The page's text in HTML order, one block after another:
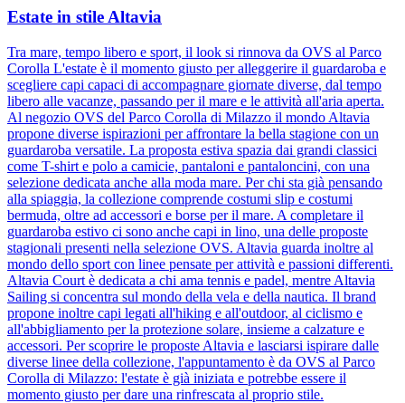
Estate in stile Altavia
Tra mare, tempo libero e sport, il look si rinnova da OVS al Parco
Corolla L'estate è il momento giusto per alleggerire il guardaroba e
scegliere capi capaci di accompagnare giornate diverse, dal tempo
libero alle vacanze, passando per il mare e le attività all'aria aperta.
Al negozio OVS del Parco Corolla di Milazzo il mondo Altavia
propone diverse ispirazioni per affrontare la bella stagione con un
guardaroba versatile. La proposta estiva spazia dai grandi classici
come T-shirt e polo a camicie, pantaloni e pantaloncini, con una
selezione dedicata anche alla moda mare. Per chi sta già pensando
alla spiaggia, la collezione comprende costumi slip e costumi
bermuda, oltre ad accessori e borse per il mare. A completare il
guardaroba estivo ci sono anche capi in lino, una delle proposte
stagionali presenti nella selezione OVS. Altavia guarda inoltre al
mondo dello sport con linee pensate per attività e passioni differenti.
Altavia Court è dedicata a chi ama tennis e padel, mentre Altavia
Sailing si concentra sul mondo della vela e della nautica. Il brand
propone inoltre capi legati all'hiking e all'outdoor, al ciclismo e
all'abbigliamento per la protezione solare, insieme a calzature e
accessori. Per scoprire le proposte Altavia e lasciarsi ispirare dalle
diverse linee della collezione, l'appuntamento è da OVS al Parco
Corolla di Milazzo: l'estate è già iniziata e potrebbe essere il
momento giusto per dare una rinfrescata al proprio stile.